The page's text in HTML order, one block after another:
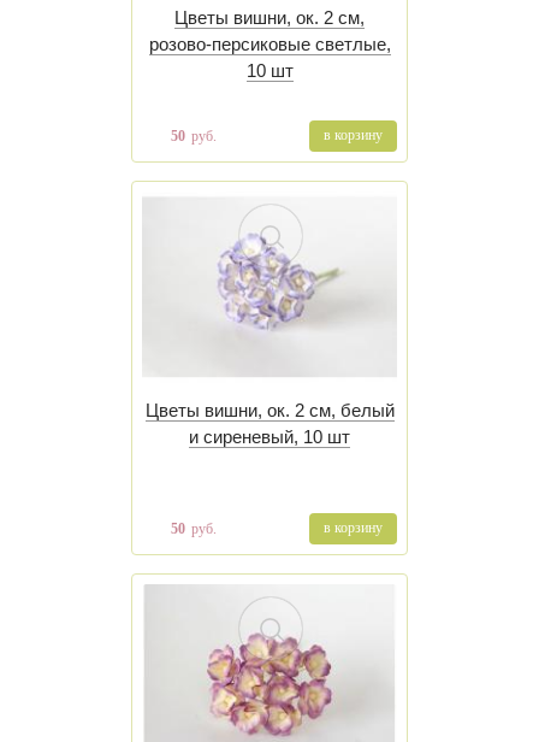
Цветы вишни, ок. 2 см,
розово-персиковые светлые,
10 шт
50 руб. в корзину
Цветы вишни, ок. 2 см, белый
и сиреневый, 10 шт
50 руб. в корзину